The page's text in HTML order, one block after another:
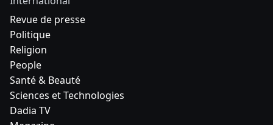
Revue de presse
Politique
Religion
People
Santé & Beauté
Sciences et Technologies
Dadia TV